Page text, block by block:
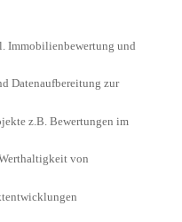
Immobilienbewertung und
Datenaufbereitung zur
z.B. Bewertungen im
von